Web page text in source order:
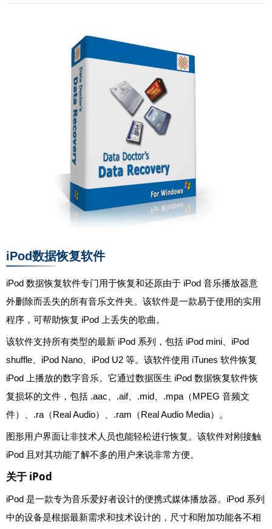
iPod数据恢复软件
iPod 数据恢复软件专门用于恢复和还原由于 iPod 音乐播放器意
外删除而丢失的所有音乐文件夹。该软件是一款易于使用的实用
程序，可帮助恢复 iPod 上丢失的歌曲。
该软件支持所有类型的最新 iPod 系列，包括 iPod mini、iPod
shuffle、iPod Nano、iPod U2 等。该软件使用 iTunes 软件恢复
iPod 上播放的数字音乐。它通过数据医生 iPod 数据恢复软件恢
复损坏的文件，包括 .aac、.aif、.mid、.mpa（MPEG 音频文
件）、.ra（Real Audio）、.ram（Real Audio Media）。
图形用户界面让非技术人员也能轻松进行恢复。该软件对刚接触
iPod 且对其功能了解不多的用户来说非常方便。
关于 iPod
iPod 是一款专为音乐爱好者设计的便携式媒体播放器。iPod 系列
中的设备是根据最新需求和技术设计的，尺寸和附加功能各不相